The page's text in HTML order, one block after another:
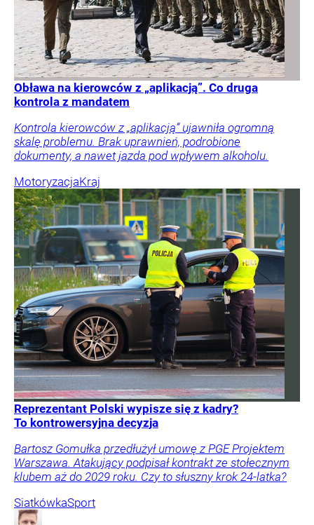
Obława na kierowców z „aplikacją”. Co druga
kontrola z mandatem
Kontrola kierowców z „aplikacją” ujawniła ogromną
skalę problemu. Brak uprawnień, podrobione
dokumenty, a nawet jazda pod wpływem alkoholu.
MotoryzacjaKraj
Reprezentant Polski wypisze się z kadry?
To kontrowersyjna decyzja
Bartosz Gomułka przedłużył umowę z PGE Projektem
Warszawa. Atakujący podpisał kontrakt ze stołecznym
klubem aż do 2029 roku. Czy to słuszny krok 24-latka?
SiatkówkaSport